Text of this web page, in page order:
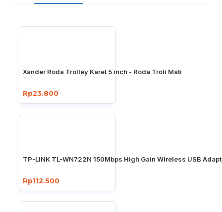
Xander Roda Trolley Karet 5 inch - Roda Troli Mati
Rp23.800
TP-LINK TL-WN722N 150Mbps High Gain Wireless USB
Rp112.500